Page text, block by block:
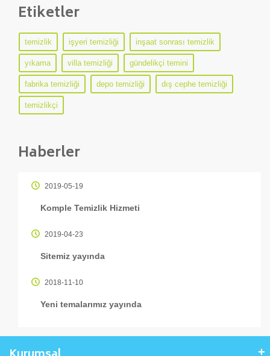
Etiketler
temizlik işyeri temizliği inşaat sonrası temizlik
yıkama villa temizliği gündelikçi temini
fabrika temizliği depo temizliği dış cephe temizliği
temizlikçi
Haberler
2019-05-19
Komple Temizlik Hizmeti
2019-04-23
Sitemiz yayında
2018-11-10
Yeni temalarımız yayında
+